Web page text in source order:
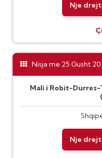
Nje
Nisja me 25 Gusht
Mali i Robit-
Nje